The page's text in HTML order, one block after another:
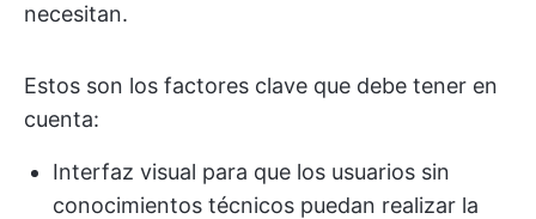
necesitan.
Estos son los factores clave que debe tener en
cuenta:
Interfaz visual para que los usuarios sin
conocimientos técnicos puedan realizar la